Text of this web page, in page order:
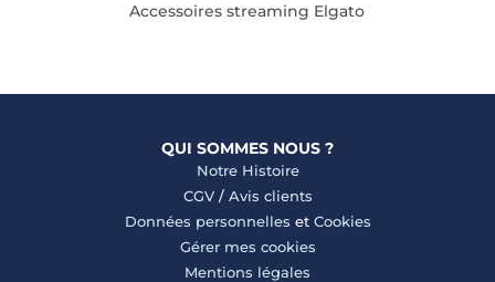
Accessoires streaming Elgato
QUI SOMMES NOUS ?
Notre Histoire
CGV/ Avis clients
Données personnelles et Cookies
Gérer mes cookies
Mentions légales